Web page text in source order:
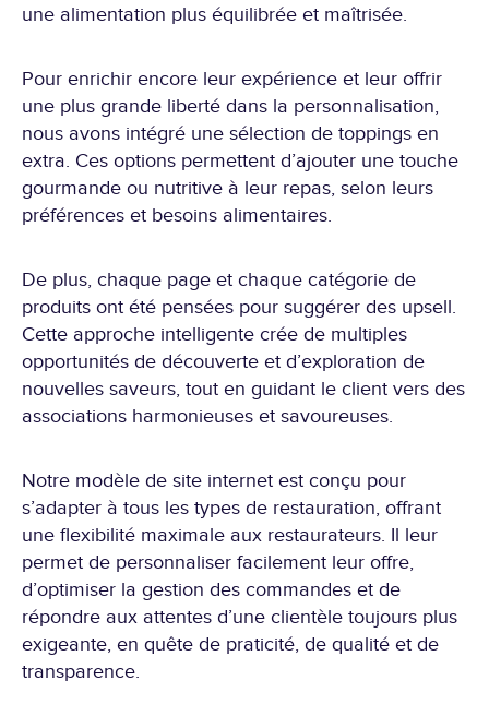
une alimentation plus équilibrée et maîtrisée.
Pour enrichir encore leur expérience et leur offrir
une plus grande liberté dans la personnalisation,
nous avons intégré une sélection de toppings en
extra. Ces options permettent d’ajouter une touche
gourmande ou nutritive à leur repas, selon leurs
préférences et besoins alimentaires.
De plus, chaque page et chaque catégorie de
produits ont été pensées pour suggérer des upsell.
Cette approche intelligente crée de multiples
opportunités de découverte et d’exploration de
nouvelles saveurs, tout en guidant le client vers des
associations harmonieuses et savoureuses.
Notre modèle de site internet est conçu pour
s’adapter à tous les types de restauration, offrant
une flexibilité maximale aux restaurateurs. Il leur
permet de personnaliser facilement leur offre,
d’optimiser la gestion des commandes et de
répondre aux attentes d’une clientèle toujours plus
exigeante, en quête de praticité, de qualité et de
transparence.